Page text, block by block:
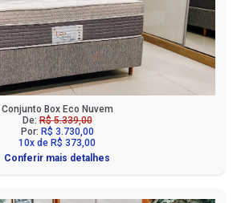
Conjunto Box Eco Nuvem
De:R$ 5.339,00
Por: R$ 3.730,00
10x de R$ 373,00
Conferir mais detalhes